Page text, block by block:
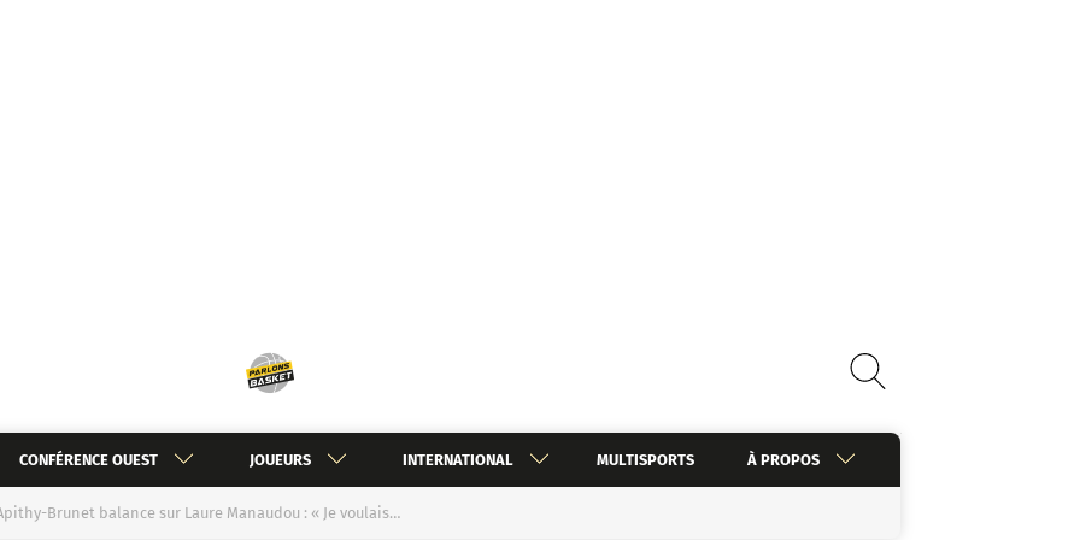
CONFÉRENCE OUEST JOUEURS INTERNATIONAL MULTISPORTS À PROPOS
Brunet balance sur Laure Manaudou : « Je voulais…